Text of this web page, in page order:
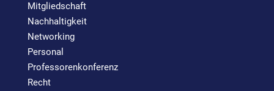
Mitgliedschaft
Nachhaltigkeit
Networking
Personal
Professorenkonferenz
Recht